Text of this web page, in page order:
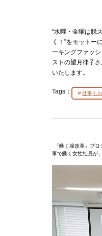
“水曜・金曜は脱
く！”をモットー
ーキングファッ
ストの望月律子
いたします。
Tags： 仕事も
「働く服改革」プ
事で働く女性社員が